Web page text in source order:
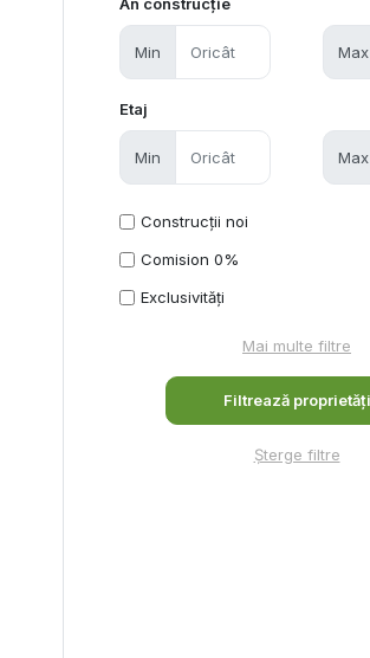
Min Max
Etaj
Min Max
Construcții noi
Comision 0%
Exclusivități
Mai multe filtre
Șterge filtre